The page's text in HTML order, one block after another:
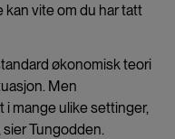
kan vite om du har tatt
økonomisk teori
Men
mange ulike settinger,
sier Tungodden.